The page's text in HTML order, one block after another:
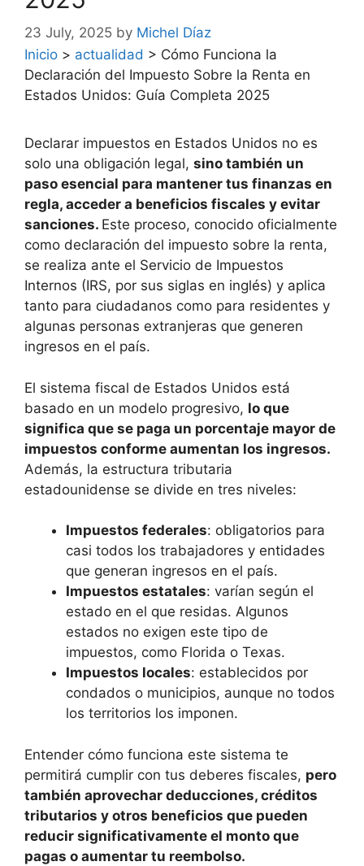
23 July, 2025 by Michel Díaz
Inicio > actualidad > Cómo Funciona la
Declaración del Impuesto Sobre la Renta en
Estados Unidos: Guía Completa 2025
Declarar impuestos en Estados Unidos no es
solo una obligación legal, sino también un
paso esencial para mantener tus finanzas en
regla, acceder a beneficios fiscales y evitar
sanciones. Este proceso, conocido oficialmente
como declaración del impuesto sobre la renta,
se realiza ante el Servicio de Impuestos
Internos (IRS, por sus siglas en inglés) y aplica
tanto para ciudadanos como para residentes y
algunas personas extranjeras que generen
ingresos en el país.
El sistema fiscal de Estados Unidos está
basado en un modelo progresivo, lo que
significa que se paga un porcentaje mayor de
impuestos conforme aumentan los ingresos.
Además, la estructura tributaria
estadounidense se divide en tres niveles:
Impuestos federales: obligatorios para
casi todos los trabajadores y entidades
que generan ingresos en el país.
Impuestos estatales: varían según el
estado en el que residas. Algunos
estados no exigen este tipo de
impuestos, como Florida o Texas.
Impuestos locales: establecidos por
condados o municipios, aunque no todos
los territorios los imponen.
Entender cómo funciona este sistema te
permitirá cumplir con tus deberes fiscales, pero
también aprovechar deducciones, créditos
tributarios y otros beneficios que pueden
reducir significativamente el monto que
pagas o aumentar tu reembolso.